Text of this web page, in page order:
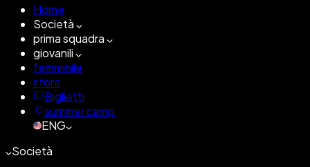
Home
Società
prima squadra
giovanili
femminile
store
Biglietti
summer camp
ENG
Società